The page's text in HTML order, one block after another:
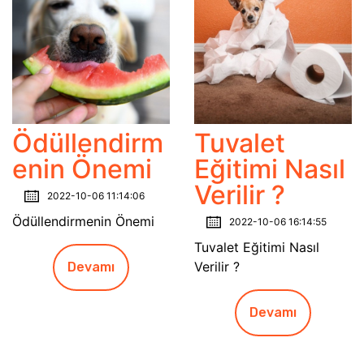
Ödüllendirm
enin Önemi
2022-10-06 11:14:06
Ödüllendirmenin Önemi
Devamı
Tuvalet
Eğitimi Nasıl
Verilir ?
2022-10-06 16:14:55
Tuvalet Eğitimi Nasıl
Verilir ?
Devamı